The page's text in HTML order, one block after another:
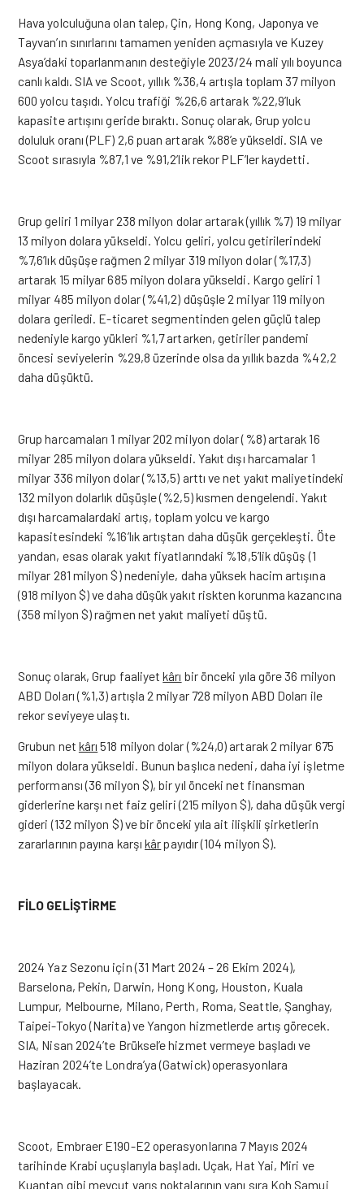
Hava yolculuğuna olan talep, Çin, Hong Kong, Japonya ve
Tayvan’ın sınırlarını tamamen yeniden açmasıyla ve Kuzey
Asya’daki toparlanmanın desteğiyle 2023/24 mali yılı boyunca
canlı kaldı. SIA ve Scoot, yıllık %36,4 artışla toplam 37 milyon
600 yolcu taşıdı. Yolcu trafiği %26,6 artarak %22,9’luk
kapasite artışını geride bıraktı. Sonuç olarak, Grup yolcu
doluluk oranı (PLF) 2,6 puan artarak %88’e yükseldi. SIA ve
Scoot sırasıyla %87,1 ve %91,2’lik rekor PLF’ler kaydetti.
Grup geliri 1 milyar 238 milyon dolar artarak (yıllık %7) 19 milyar
13 milyon dolara yükseldi. Yolcu geliri, yolcu getirilerindeki
%7,6’lık düşüşe rağmen 2 milyar 319 milyon dolar (%17,3)
artarak 15 milyar 685 milyon dolara yükseldi. Kargo geliri 1
milyar 485 milyon dolar (%41,2) düşüşle 2 milyar 119 milyon
dolara geriledi. E-ticaret segmentinden gelen güçlü talep
nedeniyle kargo yükleri %1,7 artarken, getiriler pandemi
öncesi seviyelerin %29,8 üzerinde olsa da yıllık bazda %42,2
daha düşüktü.
Grup harcamaları 1 milyar 202 milyon dolar (%8) artarak 16
milyar 285 milyon dolara yükseldi. Yakıt dışı harcamalar 1
milyar 336 milyon dolar (%13,5) arttı ve net yakıt maliyetindeki
132 milyon dolarlık düşüşle (%2,5) kısmen dengelendi. Yakıt
dışı harcamalardaki artış, toplam yolcu ve kargo
kapasitesindeki %16’lık artıştan daha düşük gerçekleşti. Öte
yandan, esas olarak yakıt fiyatlarındaki %18,5’lik düşüş (1
milyar 281 milyon $) nedeniyle, daha yüksek hacim artışına
(918 milyon $) ve daha düşük yakıt riskten korunma kazancına
(358 milyon $) rağmen net yakıt maliyeti düştü.
Sonuç olarak, Grup faaliyetkârı bir önceki yıla göre 36 milyon
ABD Doları (%1,3) artışla 2 milyar 728 milyon ABD Doları ile
rekor seviyeye ulaştı.
Grubun net kârı 518 milyon dolar (%24,0) artarak 2 milyar 675
milyon dolara yükseldi. Bunun başlıca nedeni, daha iyi işletme
performansı (36 milyon $), bir yıl önceki net finansman
giderlerine karşı net faiz geliri (215 milyon $), daha düşük vergi
gideri (132 milyon $) ve bir önceki yıla ait ilişkili şirketlerin
zararlarının payına karşıkârpayıdır (104 milyon $).
FİLO GELİŞTİRME
2024 Yaz Sezonu için (31 Mart 2024 – 26 Ekim 2024),
Barselona, Pekin, Darwin, Hong Kong, Houston, Kuala
Lumpur, Melbourne, Milano, Perth, Roma, Seattle, Şanghay,
Taipei-Tokyo (Narita) ve Yangon hizmetlerde artış görecek.
SIA, Nisan 2024’te Brüksel’e hizmet vermeye başladı ve
Haziran 2024’te Londra’ya (Gatwick) operasyonlara
başlayacak.
Scoot, Embraer E190-E2 operasyonlarına 7 Mayıs 2024
tarihinde Krabi uçuşlarıyla başladı. Uçak, Hat Yai, Miri ve
Kuantan gibi mevcut varış noktalarının yanı sıra Koh Samui